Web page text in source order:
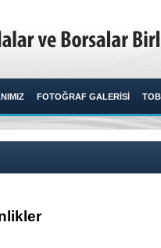
FOTOĞRAF GALERİSİ